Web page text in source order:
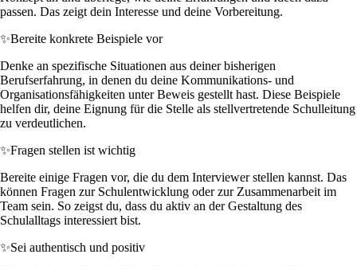
passen. Das zeigt dein Interesse und deine Vorbereitung.
✨Bereite konkrete Beispiele vor
Denke an spezifische Situationen aus deiner bisherigen
Berufserfahrung, in denen du deine Kommunikations- und
Organisationsfähigkeiten unter Beweis gestellt hast. Diese Beispiele
helfen dir, deine Eignung für die Stelle als stellvertretende Schulleitung
zu verdeutlichen.
✨Fragen stellen ist wichtig
Bereite einige Fragen vor, die du dem Interviewer stellen kannst. Das
können Fragen zur Schulentwicklung oder zur Zusammenarbeit im
Team sein. So zeigst du, dass du aktiv an der Gestaltung des
Schulalltags interessiert bist.
✨Sei authentisch und positiv